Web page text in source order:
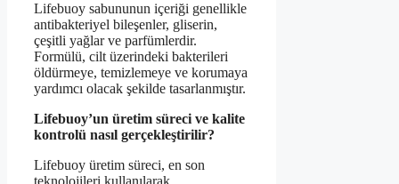
Lifebuoy sabununun içeriği genellikle
antibakteriyel bileşenler, gliserin,
çeşitli yağlar ve parfümlerdir.
Formülü, cilt üzerindeki bakterileri
öldürmeye, temizlemeye ve korumaya
yardımcı olacak şekilde tasarlanmıştır.
Lifebuoy’un üretim süreci ve kalite
kontrolü nasıl gerçekleştirilir?
Lifebuoy üretim süreci, en son